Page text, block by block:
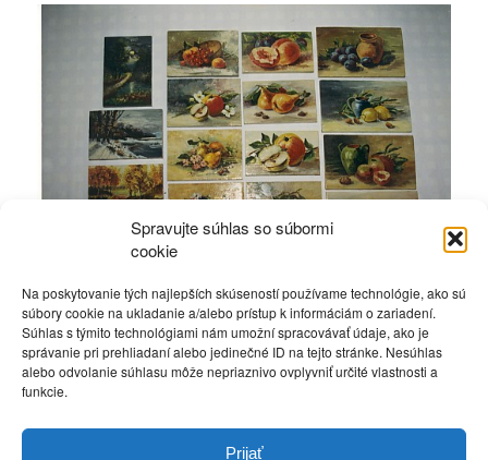
Spravujte súhlas so súbormi
cookie
Na poskytovanie tých najlepších skúseností používame technológie, ako sú
súbory cookie na ukladanie a/alebo prístup k informáciám o zariadení.
Súhlas s týmito technológiami nám umožní spracovávať údaje, ako je
správanie pri prehliadaní alebo jedinečné ID na tejto stránke. Nesúhlas
alebo odvolanie súhlasu môže nepriaznivo ovplyvniť určité vlastnosti a
funkcie.
Prijať
Pozrite si jej obrázky vo fotogalérii.
Kliknite tu.